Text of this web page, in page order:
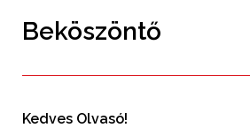
Beköszöntő
Kedves Olvasó!